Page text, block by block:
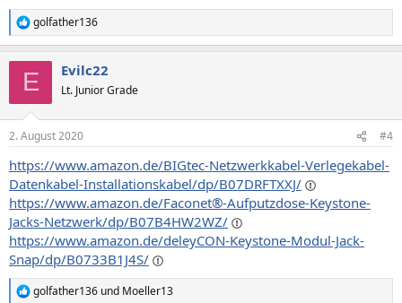
R
e
e
:
golfather136
E Evilc22
Lt. Junior Grade
2. August 2020 #4
https://www.amazon.de/BIGtec-Netzwerkkabel-Verlegekabel-
Datenkabel-Installationskabel/dp/B07DRFTXXJ/
https://www.amazon.de/Faconet®-Aufputzdose-Keystone-
Jacks-Netzwerk/dp/B07B4HW2WZ/
https://www.amazon.de/deleyCON-Keystone-Modul-Jack-
Snap/dp/B0733B1J4S/
R
golfather136 und Moeller13